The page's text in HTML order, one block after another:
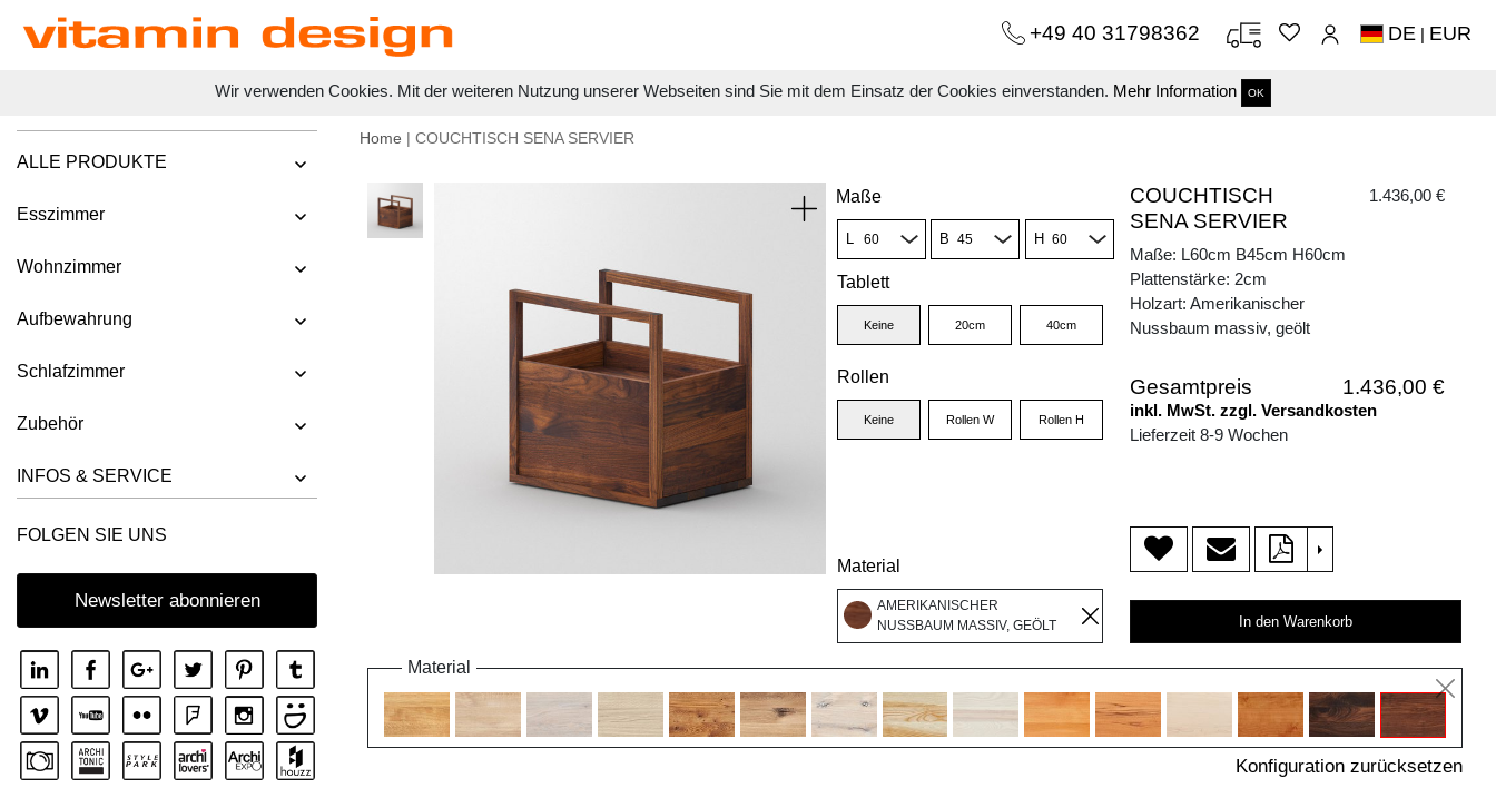
Wir verwenden Cookies. Mit der weiteren Nutzung unserer Webseiten sind Sie mit dem Einsatz der Cookies einverstanden. Mehr Information OK
+49 40 31798362 DE | EUR
ALLE PRODUKTE
Esszimmer
Wohnzimmer
Aufbewahrung
Schlafzimmer
Zubehör
INFOS & SERVICE
FOLGEN SIE UNS
Newsletter abonnieren
Home | COUCHTISCH SENA SERVIER
Maße
L B H
Tablett
Keine 20cm 40cm
Rollen
Keine Rollen W Rollen H
Material
AMERIKANISCHER
NUSSBAUM MASSIV, GEÖLT
COUCHTISCH
SENA SERVIER
1.436,00 €
Maße: L60cm B45cm H60cm
Plattenstärke: 2cm
Holzart: Amerikanischer
Nussbaum massiv, geölt
Gesamtpreis 1.436,00 €
inkl. MwSt. zzgl. Versandkosten
Lieferzeit 8-9 Wochen
>
In den Warenkorb
Material
Konfiguration zurücksetzen